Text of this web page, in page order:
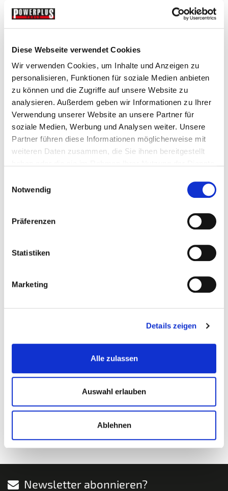
Diese Webseite verwendet Cookies
Wir verwenden Cookies, um Inhalte und Anzeigen zu
personalisieren, Funktionen für soziale Medien anbieten
zu können und die Zugriffe auf unsere Website zu
analysieren. Außerdem geben wir Informationen zu Ihrer
Verwendung unserer Website an unsere Partner für
soziale Medien, Werbung und Analysen weiter. Unsere
Partner führen diese Informationen möglicherweise mit
weiteren Daten zusammen, die Sie ihnen bereitgestellt
Notwendig
Präferenzen
Statistiken
Marketing
Details zeigen
Alle zulassen
Auswahl erlauben
Ablehnen
werden. Die Gerätehalterschiene wird an der Wand
die Gerätehalterschiene.
Preis:
€ inkl. MwSt.
Zubehör
Versandkosten
Auf Lager
In den Warenkorb
Wunschliste
Newsletter abonnieren?